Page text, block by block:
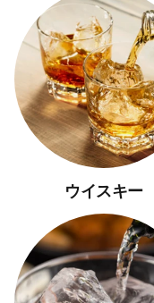
ウイスキー